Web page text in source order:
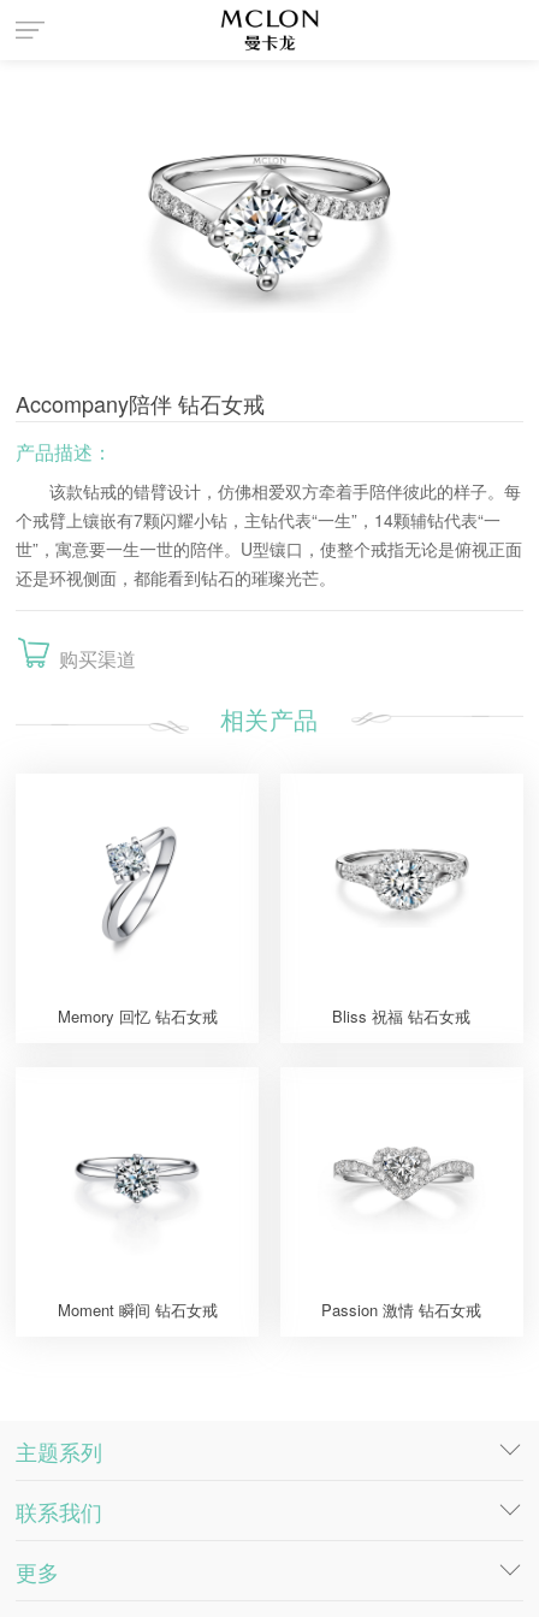
Accompany陪伴 钻石女戒
产品描述：
该款钻戒的错臂设计，仿佛相爱双方牵着手陪伴彼此的样子。每
个戒臂上镶嵌有7颗闪耀小钻，主钻代表“一生”，14颗辅钻代表“一
世”，寓意要一生一世的陪伴。U型镶口，使整个戒指无论是俯视正面
还是环视侧面，都能看到钻石的璀璨光芒。
购买渠道
相关产品
Memory 回忆 钻石女戒 Bliss 祝福 钻石女戒
Moment 瞬间 钻石女戒 Passion 激情 钻石女戒
主题系列
DESTINY
萤火·物语系列
联系我们
工作机会
更多